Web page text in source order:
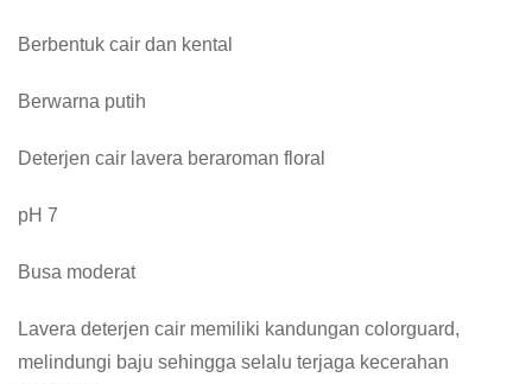
Berbentuk cair dan kental
Berwarna putih
Deterjen cair lavera beraroman floral
pH 7
Busa moderat
Lavera deterjen cair memiliki kandungan colorguard,
melindungi baju sehingga selalu terjaga kecerahan